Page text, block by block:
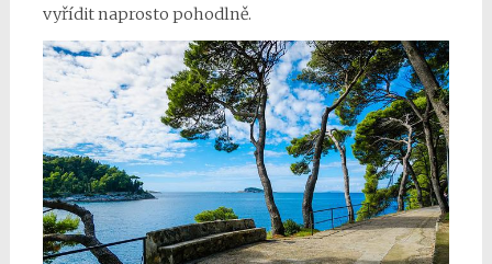
vyřídit naprosto pohodlně.